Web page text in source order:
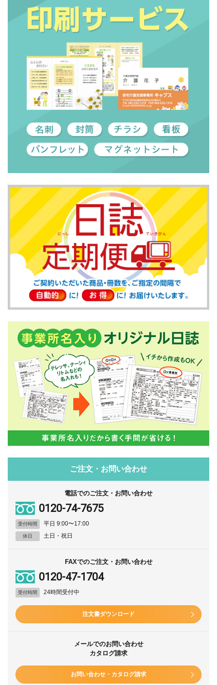
ご注文・お問い合わせ
電話でのご注文・お問い合わせ
0120-74-7675
受付時間 平日 9:00〜17:00
休日 土日・祝日
FAXでのご注文・お問い合わせ
0120-47-1704
受付時間 24時間受付中
注文書ダウンロード
メールでのお問い合わせ
カタログ請求
お問い合わせ・カタログ請求